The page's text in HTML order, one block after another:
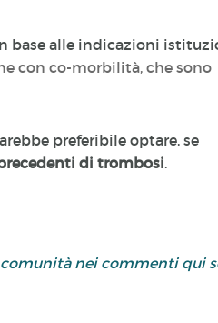
base alle indicazioni
con co-morbilità, che sono
preferibile optare, se
di trombosi.
comunità nei commenti qui